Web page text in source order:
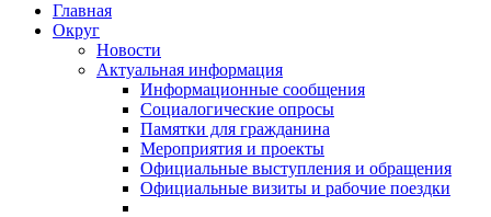
Главная
Округ
Новости
Актуальная информация
Информационные сообщения
Социалогические опросы
Памятки для гражданина
Мероприятия и проекты
Официальные выступления и обращения
Официальные визиты и рабочие поездки